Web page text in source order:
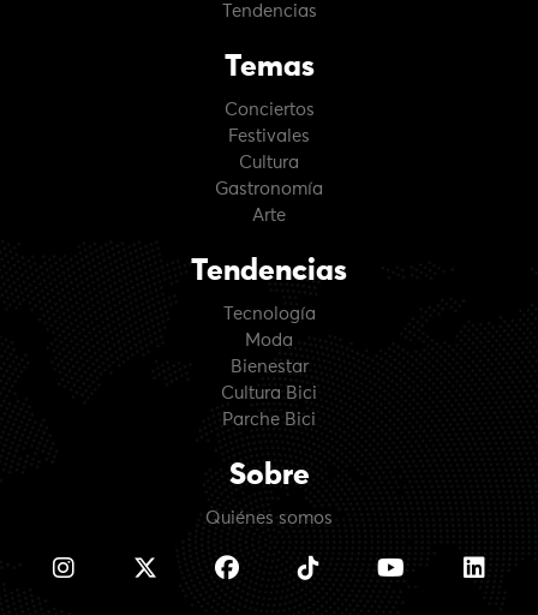
Tendencias
Temas
Conciertos
Festivales
Cultura
Gastronomía
Arte
Tendencias
Tecnología
Moda
Bienestar
Cultura Bici
Parche Bici
Sobre
Quiénes somos